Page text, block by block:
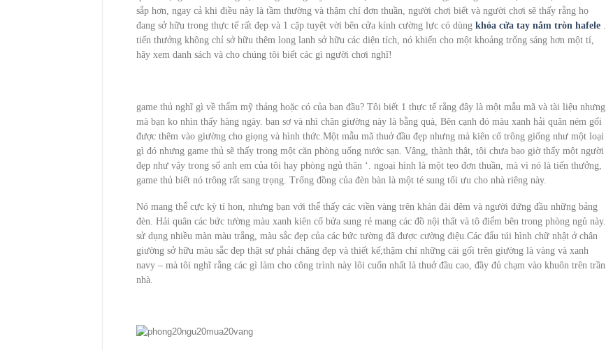
sắp hơn, ngay cả khi điều này là tầm thường và thậm chí đơn thuần, người chơi biết và người chơi sẽ thấy rằng họ
đang sở hữu trong thực tế rất đẹp và 1 cặp tuyệt vời bên cửa kính cường lực có dùng khóa cửa tay nắm tròn hafele .
tiến thưởng không chỉ sở hữu thêm long lanh sở hữu các diện tích, nó khiến cho một khoảng trống sáng hơn một tí,
hãy xem danh sách và cho chúng tôi biết các gì người chơi nghĩ!
game thủ nghĩ gì về thẩm mỹ thảng hoặc có của ban đầu? Tôi biết 1 thực tế rằng đây là một mẫu mã và tài liệu nhưng
mà bạn ko nhìn thấy hàng ngày. ban sơ và nhì chân giường này là bằng quà, Bên cạnh đó màu xanh hải quân ném gối
được thêm vào giường cho giọng và hình thức.Một mẫu mã thuở đầu đẹp nhưng mà kiên cố trông giống như một loại
gì đó nhưng game thủ sẽ thấy trong một căn phòng uống nước sạn. Vâng, thành thật, tôi chưa bao giờ thấy một người
đẹp như vậy trong số anh em của tôi hay phòng ngủ thân ‘. ngoại hình là một tẹo đơn thuần, mà vì nó là tiến thưởng,
game thủ biết nó trông rất sang trọng. Trống đồng của đèn bàn là một té sung tối ưu cho nhà riêng này.
Nó mang thể cực kỳ tí hon, nhưng bạn với thể thấy các viền vàng trên khán đài đêm và người đứng đầu những bảng
đèn. Hải quân các bức tường màu xanh kiên cố bửa sung rẻ mang các đồ nội thất và tô điểm bên trong phòng ngủ này.
sử dụng nhiều màn màu trắng, màu sắc đẹp của các bức tường đã được cường điệu.Các đẩu túi hình chữ nhật ở chân
giường sở hữu màu sắc đẹp thật sự phải chăng đẹp và thiết kế;thậm chí những cái gối trên giường là vàng và xanh
navy – mà tôi nghĩ rằng các gì làm cho công trình này lôi cuốn nhất là thuở đầu cao, đầy đủ chạm vào khuôn trên trần
nhà.